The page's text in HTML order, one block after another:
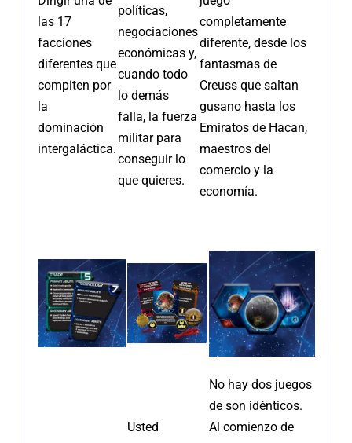
las 17
facciones
diferentes que
compiten por
la
dominación
intergaláctica.
políticas,
negociaciones
económicas y,
cuando todo
lo demás
falla, la fuerza
militar para
conseguir lo
que quieres.
completamente
diferente, desde los
fantasmas de
Creuss que saltan
gusano hasta los
Emiratos de Hacan,
maestros del
comercio y la
economía.
Usted
No hay dos juegos
de son idénticos.
Al comienzo de